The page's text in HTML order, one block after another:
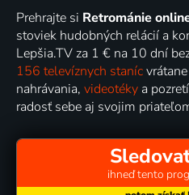
Prehrajte si Retrománie
stoviek hudobných relácií a
Lepšia.TV za 1 € na 10 dní
156 televíznych staníc
nahrávania, videotéky a
radosť sebe aj svojim
ihneď tento